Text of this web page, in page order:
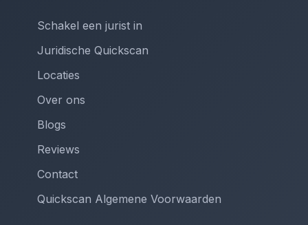
Schakel een jurist in
Juridische Quickscan
Locaties
Over ons
Blogs
Reviews
Contact
Quickscan Algemene Voorwaarden